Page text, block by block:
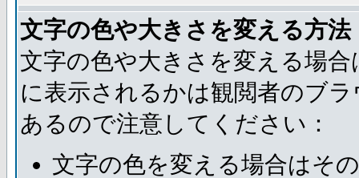
文字の色や大きさを変える方法
文字の色や大きさを変える場
に表示されるかは観閲者のブ
あるので注意してください：
文字の色を変える場合はそ